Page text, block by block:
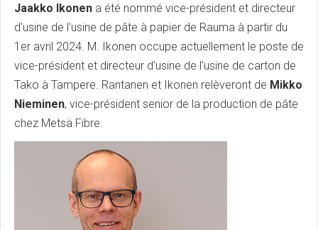
Jaakko Ikonen a été nommé vice-président et directeur
d'usine de l'usine de pâte à papier de Rauma à partir du
1er avril 2024. M. Ikonen occupe actuellement le poste de
vice-président et directeur d'usine de l'usine de carton de
Tako à Tampere. Rantanen et Ikonen relèveront de Mikko
Nieminen, vice-président senior de la production de pâte
chez Metsä Fibre.